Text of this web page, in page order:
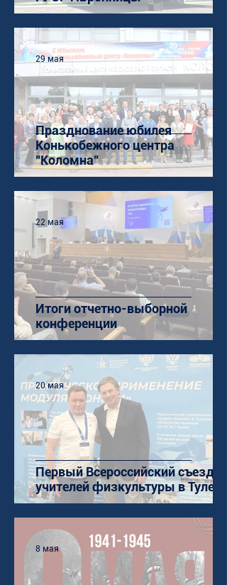
Празднование юбилея
Конькобежного центра
"Коломна"
29 мая
Итоги отчетно-выборной
конференции
22 мая
Первый Всероссийский съезд
учителей физкультуры в Туле
20 мая
8 мая